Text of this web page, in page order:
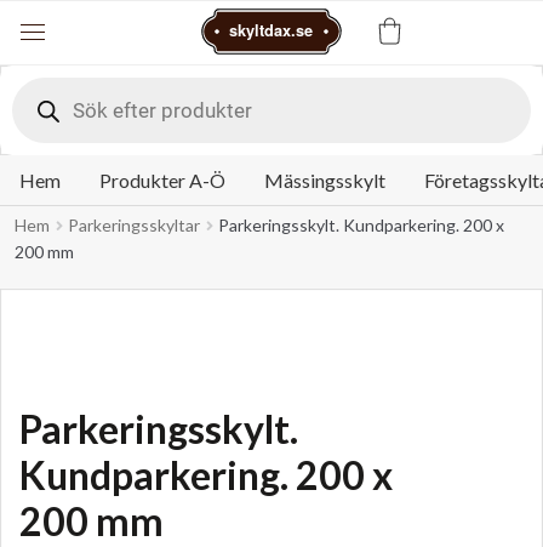
skyltdax.se
search
Hem Produkter A-Ö Mässingsskylt
Hem Parkeringsskyltar
Parkeringsskylt. Kundparkering. 200 x
200 mm
Parkeringsskylt.
Kundparkering. 200 x
200 mm